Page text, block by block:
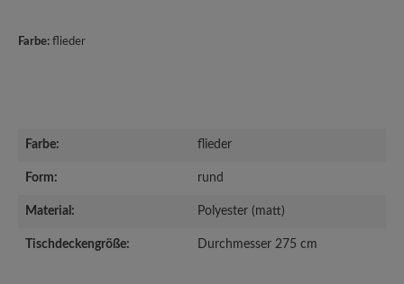
Farbe: flieder
Farbe: flieder
Form: rund
Material: Polyester (matt)
Tischdeckengröße: Durchmesser 275 cm